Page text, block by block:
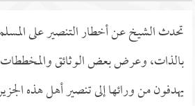
تحدث الشيخ عن أخطار التنصير على
بالذات، وعرض بعض الوثائق والمخططات
يهدفون من ورائها إلى تنصير أهل هذه